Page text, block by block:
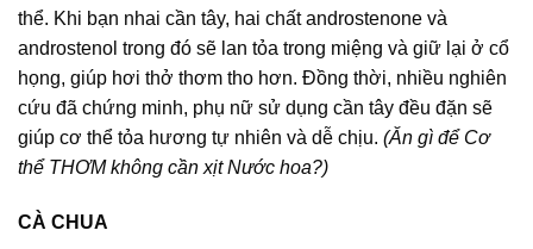
thể. Khi bạn nhai cần tây, hai chất androstenone và
androstenol trong đó sẽ lan tỏa trong miệng và giữ lại ở cổ
họng, giúp hơi thở thơm tho hơn. Đồng thời, nhiều nghiên
cứu đã chứng minh, phụ nữ sử dụng cần tây đều đặn sẽ
giúp cơ thể tỏa hương tự nhiên và dễ chịu. (Ăn gì để Cơ
thể THƠM không cần xịt Nước hoa?)
CÀ CHUA